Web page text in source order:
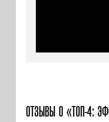
ОТЗЫВЫ О «ТОП-4: